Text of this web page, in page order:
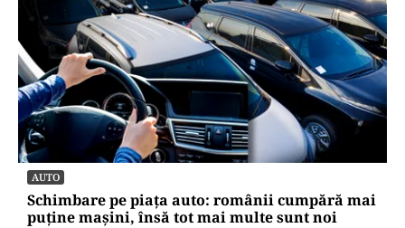
AUTO
Schimbare pe piața auto: românii cumpără mai
puține mașini, însă tot mai multe sunt noi